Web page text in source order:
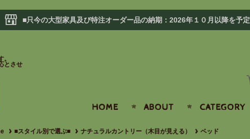
■只今の大型家具及び特注オーダー品の納期：2026年１０月以降を予定
とさせ
HOME ABOUT CATEGORY
■スタイル別で選ぶ■ ナチュラルカントリー（木目が見える） ベッド